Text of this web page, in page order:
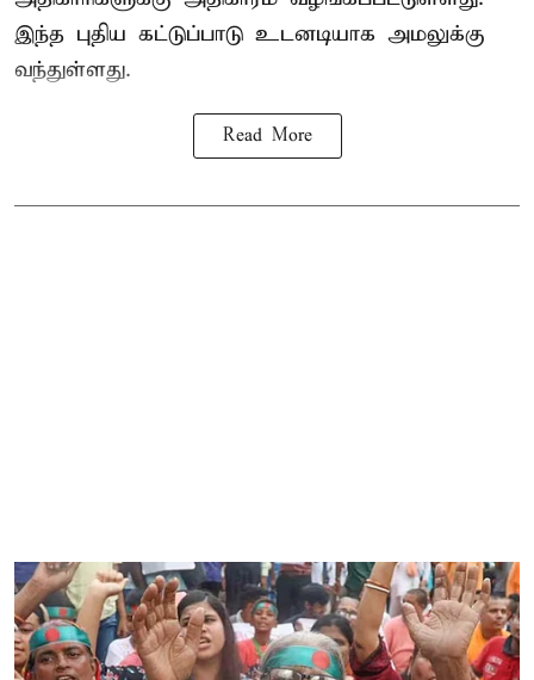
இந்த புதிய கட்டுப்பாடு உடனடியாக அமலுக்கு
வந்துள்ளது.
Read More